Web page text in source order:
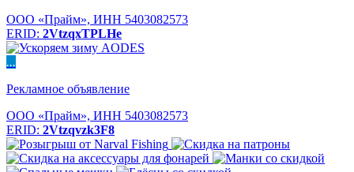
ООО «Прайм», ИНН 5403082573
ERID: 2VtzqxTPLHe
...
Рекламное объявление
ООО «Прайм», ИНН 5403082573
ERID: 2Vtzqvzk3F8